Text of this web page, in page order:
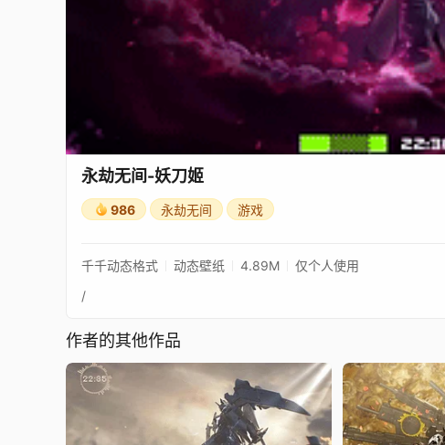
永劫无间-妖刀姬
986 永劫无间 游戏
千千动态格式 动态壁纸 4.89M 仅个人使用
/
作者的其他作品